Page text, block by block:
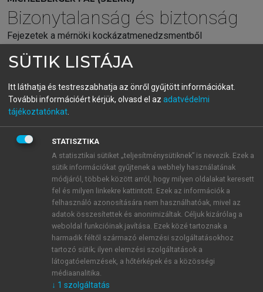
Bizonytalanság és biztonság
Fejezetek a mérnöki kockázatmenedzsmentből
2.4. A veszélyhelyzetek,
kockázati események
bekövetkezési
valószínűségének
meghatározása, becslése
A bekövetkezési valószínűség meghatározása vagy
becslése nehéz és bizonytalanságokkal terhelt, hiszen
kevés információ és tapasztalat áll általában
rendelkezésre. A valószínűség értékelésének első
lépése, hogy maradunk a kvantitatív módszereknél,
SÜTIK LISTÁJA
Itt láthatja és testreszabhatja az önről gyűjtött információkat.
További információért kérjük, olvasd el az adatvédelmi
tájékoztatónkat
STATISZTIKA
A statisztikai sütiket „teljesítménysütiknek” is nevezik. Ezek a
sütik információkat gyűjtenek a webhely használatának
módjáról, többek között arról, hogy milyen oldalakat keresett
fel és milyen linkekre kattintott. Ezek az információk a
felhasználó azonosítására nem használhatóak, mivel az
adatok összesítettek és anonimizáltak. Céljuk kizárólag a
weboldal funkcióinak javítása. Ezek közé tartoznak a
harmadik féltől származó elemzési szolgáltatásokhoz
tartozó sütik; ilyen elemzési szolgáltatások a
látogatóelemzések, a hőtérképek és a közösségi
médiaanalitika.
↓ 1 szolgáltatás